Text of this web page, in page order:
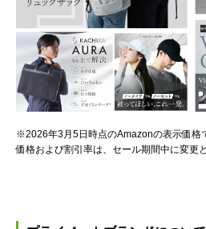
※2026年3月5日時点のAmazonの表示価格
価格および割引率は、セール期間中に変更